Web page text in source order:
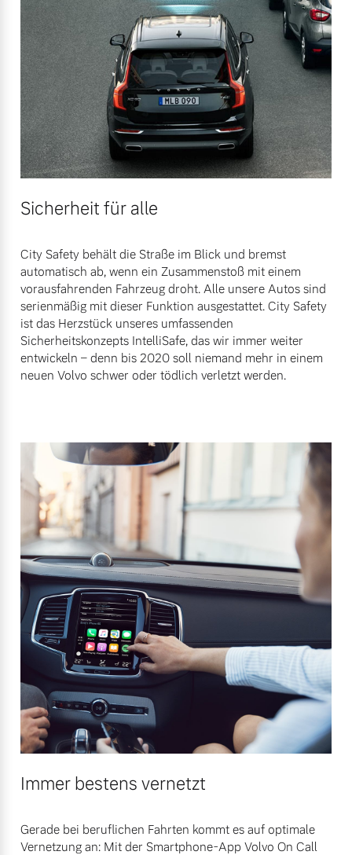
Sicherheit für alle
City Safety behält die Straße im Blick und bremst
automatisch ab, wenn ein Zusammenstoß mit einem
vorausfahrenden Fahrzeug droht. Alle unsere Autos sind
serienmäßig mit dieser Funktion ausgestattet. City Safety
ist das Herzstück unseres umfassenden
Sicherheitskonzepts IntelliSafe, das wir immer weiter
entwickeln – denn bis 2020 soll niemand mehr in einem
neuen Volvo schwer oder tödlich verletzt werden.
Immer bestens vernetzt
Gerade bei beruflichen Fahrten kommt es auf optimale
Vernetzung an: Mit der Smartphone-App Volvo On Call